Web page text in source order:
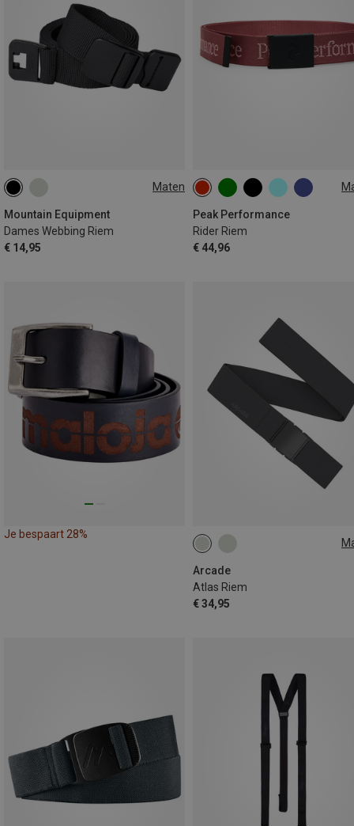
Maten
Mountain Equipment
Dames Webbing Riem
€ 14,95
M L
Peak Performance
Rider Riem
€ 44,96
ONE SIZE
Je bespaart 28%
Arcade
Atlas Riem
€ 34,95
ONE SIZE